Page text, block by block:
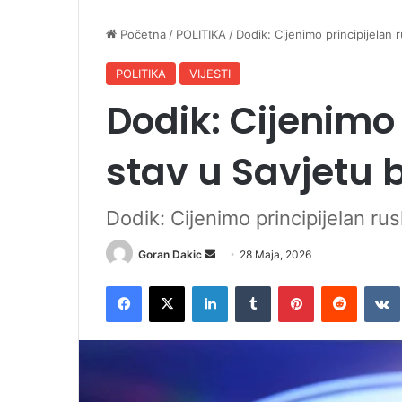
Početna / POLITIKA / Dodik: Cijenimo principijelan
POLITIKA VIJESTI
Dodik:
stav u Savjetu
Dodik: Cijenimo principijelan
Goran Dakic
d
a
28 Maja, 2026